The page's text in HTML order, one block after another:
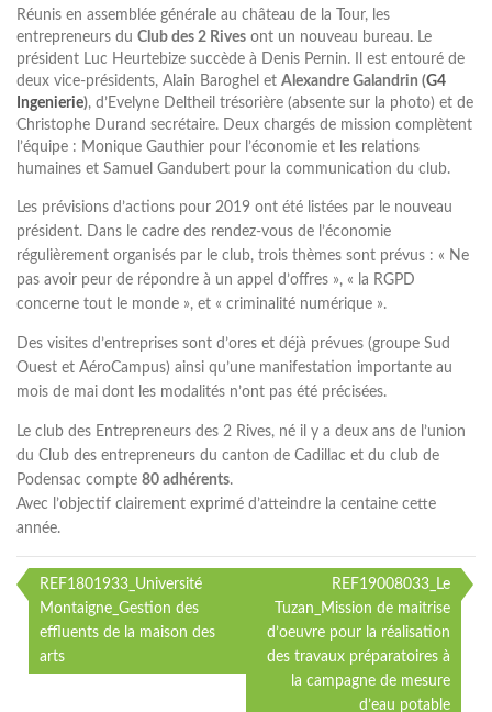
Réunis en assemblée générale au château de la Tour, les
entrepreneurs du Club des 2 Rives ont un nouveau bureau. Le
président Luc Heurtebize succède à Denis Pernin. Il est entouré de
deux vice-présidents, Alain Baroghel et Alexandre Galandrin (G4
Ingenierie), d’Evelyne Deltheil trésorière (absente sur la photo) et de
Christophe Durand secrétaire. Deux chargés de mission complètent
l’équipe : Monique Gauthier pour l’économie et les relations
humaines et Samuel Gandubert pour la communication du club.
Les prévisions d’actions pour 2019 ont été listées par le nouveau
président. Dans le cadre des rendez-vous de l’économie
régulièrement organisés par le club, trois thèmes sont prévus : « Ne
pas avoir peur de répondre à un appel d’offres », « la RGPD
concerne tout le monde », et « criminalité numérique ».
Des visites d’entreprises sont d’ores et déjà prévues (groupe Sud
Ouest et AéroCampus) ainsi qu’une manifestation importante au
mois de mai dont les modalités n’ont pas été précisées.
Le club des Entrepreneurs des 2 Rives, né il y a deux ans de l’union
du Club des entrepreneurs du canton de Cadillac et du club de
Podensac compte 80 adhérents.
Avec l’objectif clairement exprimé d’atteindre la centaine cette
année.
Navigation
de
REF1801933_Université
Montaigne_Gestion des
effluents de la maison des
arts
REF19008033_Le
Tuzan_Mission de maitrise
d’oeuvre pour la réalisation
des travaux préparatoires à
la campagne de mesure
d’eau potable